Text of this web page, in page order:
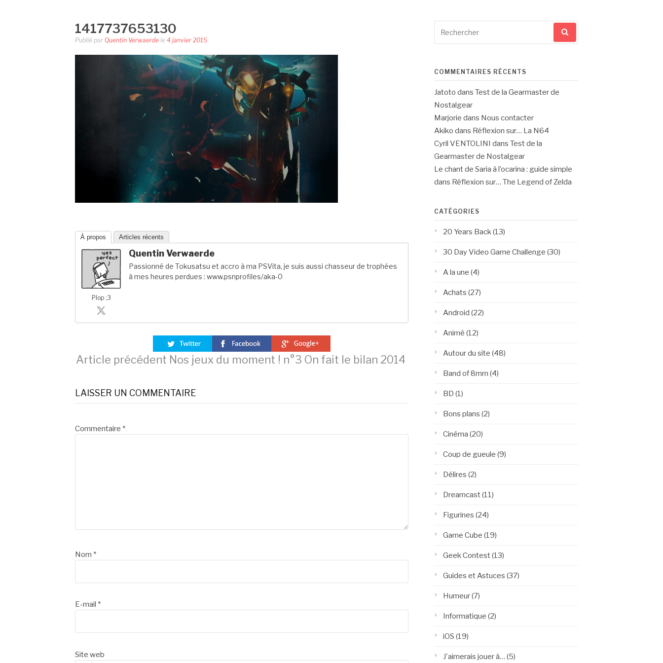
1417737653130
Publié par Quentin Verwaerde le 4 janvier 2015
À propos Articles récents
Plop ;3
Quentin Verwaerde
Passionné de Tokusatsu et accro à ma PSVita, je suis aussi chasseur de trophées
à mes heures perdues : www.psnprofiles/aka-0
Lire
la
suite
Article précédent Nos jeux du moment ! n°3 On fait le bilan 2014
LAISSER UN COMMENTAIRE
Commentaire *
Nom *
E-mail *
Site web
pour
COMMENTAIRES RÉCENTS
Jatoto dans Test de la Gearmaster de
Nostalgear
Marjorie dans Nous contacter
Akiko dans Réflexion sur… La N64
Cyril VENTOLINI dans Test de la
Gearmaster de Nostalgear
Le chant de Saria à l’ocarina : guide simple
dans Réflexion sur… The Legend of Zelda
CATÉGORIES
20 Years Back (13)
30 Day Video Game Challenge (30)
A la une (4)
Achats (27)
Android (22)
Animé (12)
Autour du site (48)
Band of 8mm (4)
BD (1)
Bons plans (2)
Cinéma (20)
Coup de gueule (9)
Délires (2)
Dreamcast(11)
Figurines (24)
Game Cube (19)
Geek Contest(13)
Guides et Astuces (37)
Humeur(7)
Informatique (2)
iOS (19)
J'aimerais jouer à… (5)